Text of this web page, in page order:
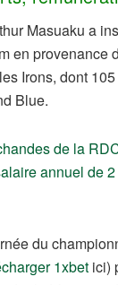
Masuaku a
en provenance
Irons, dont
Blue.
de la
annuel de
du
1xbet ici)